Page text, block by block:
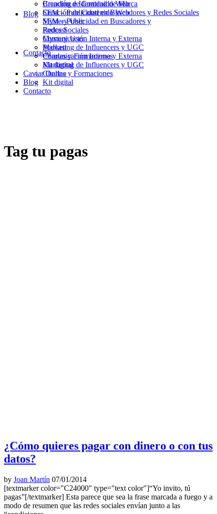
Branding e Identidad de Marca
Creación de Contenido Web
SEM – Publicidad en Buscadores y
Redes Sociales
Mystery User
Podcast
Comunicación Interna y Externa
Marketing de Influencers y UGC
Charlas y Formaciones
Kit digital
Blog
Contacto
Creación de Contenido Web
SEM – Publicidad en Buscadores y Redes Sociales
Mystery User
Podcast
Comunicación Interna y Externa
Marketing de Influencers y UGC
Charlas y Formaciones
Kit digital
Caviar Online
Blog
Contacto
Tag tu pagas
¿Cómo quieres pagar con dinero o con tus
datos?
by Joan Martín 07/01/2014
[textmarker color="C24000" type="text color"]“Yo invito, tú
pagas”[/textmarker] Esta parece que sea la frase marcada a fuego y a
modo de resumen que las redes sociales envían junto a las